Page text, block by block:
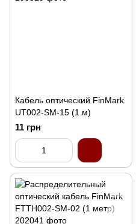
Кабель оптический FinMark
UT002-SM-15 (1 м)
11 грн